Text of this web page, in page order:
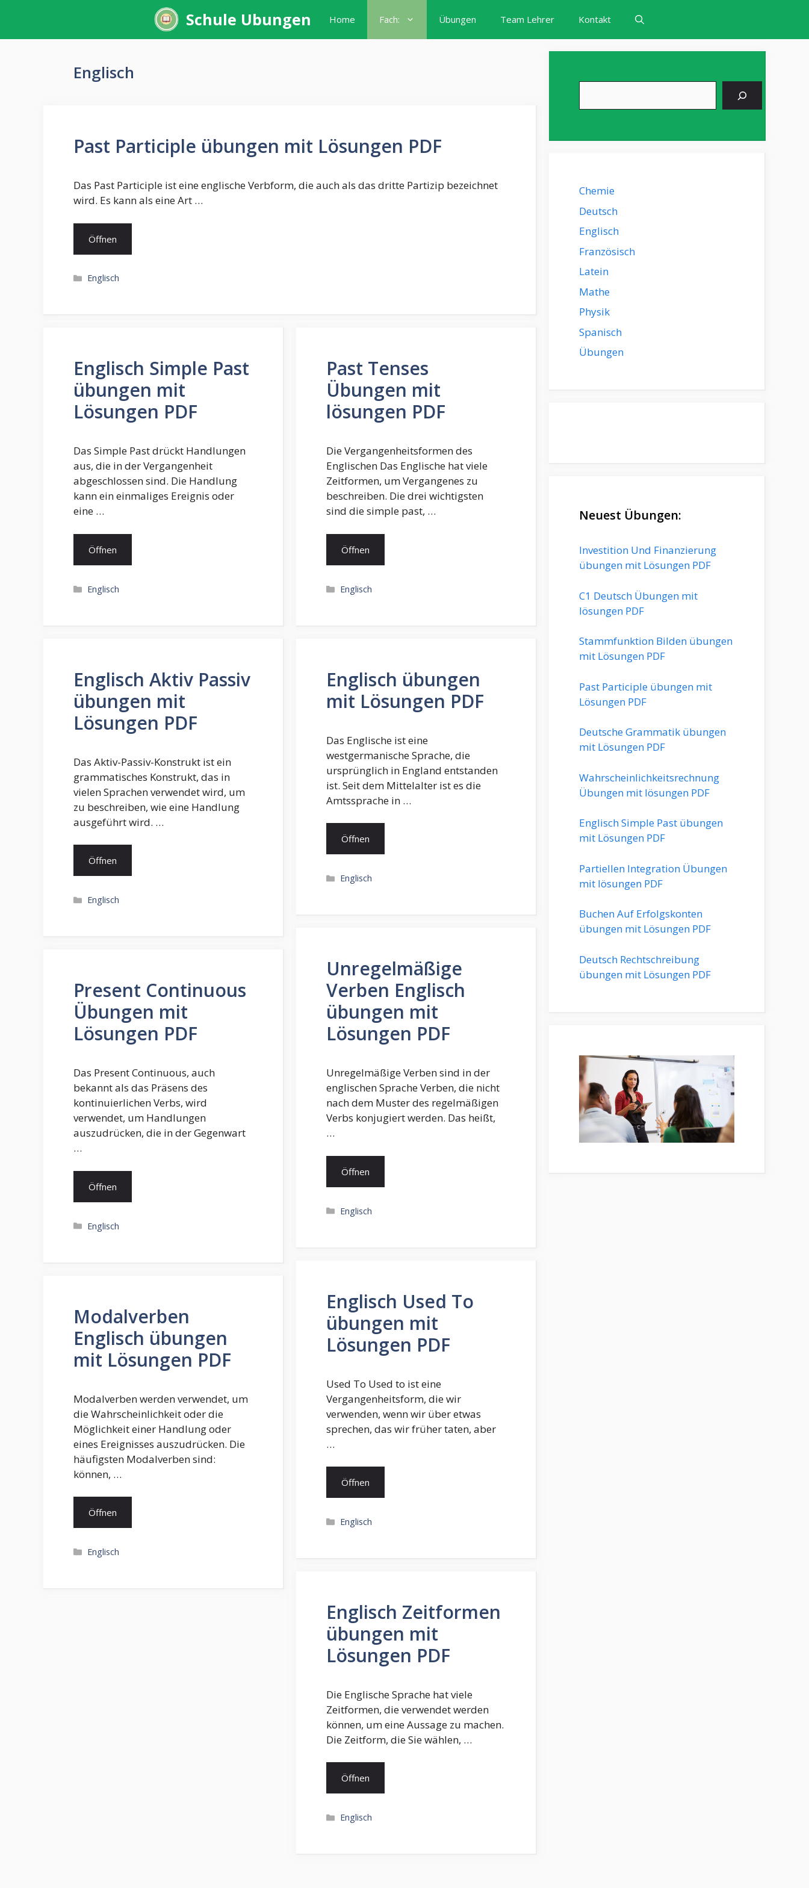
springen
Schule Ubungen Home Fach: Übungen Team Lehrer Kontakt
Englisch
Past Participle übungen mit Lösungen PDF
Das Past Participle ist eine englische Verbform, die auch als das dritte Partizip bezeichnet
wird. Es kann als eine Art …
Öffnen
Kategorien
Englisch
Englisch Simple Past
übungen mit
Lösungen PDF
Das Simple Past drückt Handlungen
aus, die in der Vergangenheit
abgeschlossen sind. Die Handlung
kann ein einmaliges Ereignis oder
eine …
Öffnen
Kategorien
Englisch
Past Tenses
Übungen mit
lösungen PDF
Die Vergangenheitsformen des
Englischen Das Englische hat viele
Zeitformen, um Vergangenes zu
beschreiben. Die drei wichtigsten
sind die simple past, …
Öffnen
Kategorien
Englisch
Englisch Aktiv Passiv
übungen mit
Lösungen PDF
Das Aktiv-Passiv-Konstrukt ist ein
grammatisches Konstrukt, das in
vielen Sprachen verwendet wird, um
zu beschreiben, wie eine Handlung
ausgeführt wird. …
Öffnen
Kategorien
Englisch
Englisch übungen
mit Lösungen PDF
Das Englische ist eine
westgermanische Sprache, die
ursprünglich in England entstanden
ist. Seit dem Mittelalter ist es die
Amtssprache in …
Öffnen
Kategorien
Englisch
Unregelmäßige
Verben Englisch
übungen mit
Lösungen PDF
Unregelmäßige Verben sind in der
englischen Sprache Verben, die nicht
nach dem Muster des regelmäßigen
Verbs konjugiert werden. Das heißt,
…
Öffnen
Kategorien
Englisch
Present Continuous
Übungen mit
Lösungen PDF
Das Present Continuous, auch
bekannt als das Präsens des
kontinuierlichen Verbs, wird
verwendet, um Handlungen
auszudrücken, die in der Gegenwart
…
Öffnen
Kategorien
Englisch
Englisch Used To
übungen mit
Lösungen PDF
Used To Used to ist eine
Vergangenheitsform, die wir
verwenden, wenn wir über etwas
sprechen, das wir früher taten, aber
…
Öffnen
Kategorien
Englisch
Modalverben
Englisch übungen
mit Lösungen PDF
Modalverben werden verwendet, um
die Wahrscheinlichkeit oder die
Möglichkeit einer Handlung oder
eines Ereignisses auszudrücken. Die
häufigsten Modalverben sind:
können, …
Öffnen
Kategorien
Englisch
Englisch Zeitformen
übungen mit
Lösungen PDF
Die Englische Sprache hat viele
Zeitformen, die verwendet werden
können, um eine Aussage zu machen.
Die Zeitform, die Sie wählen, …
Öffnen
Kategorien
Englisch
Chemie
Deutsch
Englisch
Französisch
Latein
Mathe
Physik
Spanisch
Übungen
Neuest Übungen:
Investition Und Finanzierung
übungen mit Lösungen PDF
C1 Deutsch Übungen mit
lösungen PDF
Stammfunktion Bilden übungen
mit Lösungen PDF
Past Participle übungen mit
Lösungen PDF
Deutsche Grammatik übungen
mit Lösungen PDF
Wahrscheinlichkeitsrechnung
Übungen mit lösungen PDF
Englisch Simple Past übungen
mit Lösungen PDF
Partiellen Integration Übungen
mit lösungen PDF
Buchen Auf Erfolgskonten
übungen mit Lösungen PDF
Deutsch Rechtschreibung
übungen mit Lösungen PDF